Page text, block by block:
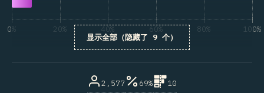
显示全部（隐藏了 9 个）
0% 20% 40% 60% 80% 100%
2,577 69%
10